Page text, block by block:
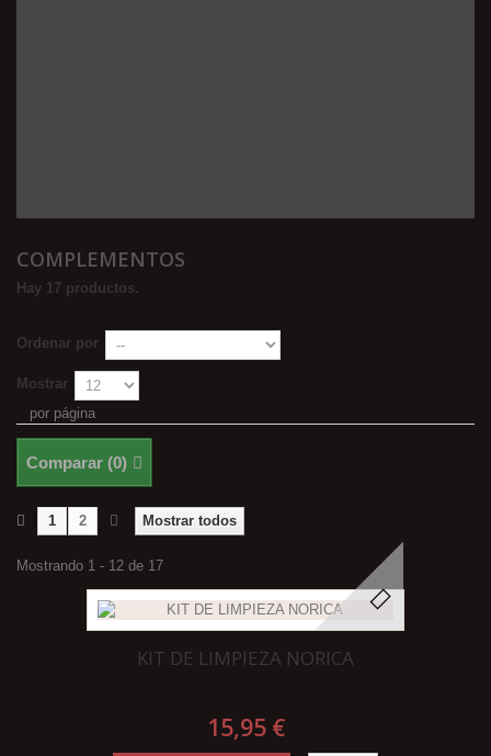
COMPLEMENTOS
Hay 17 productos.
Ordenar por
Mostrar
por página
Comparar (0)
Mostrar todos
1 2
Mostrando 1 - 12 de 17
KIT DE LIMPIEZA NORICA
15,95 €